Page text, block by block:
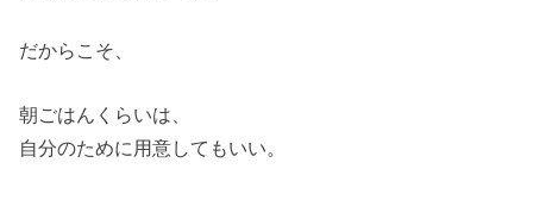
だからこそ、
朝ごはんくらいは、
自分のために用意してもいい。